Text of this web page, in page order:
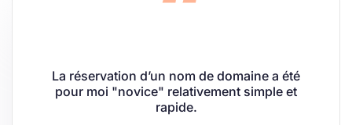
La réservation d’un nom de domaine a été
pour moi "novice" relativement simple et
rapide.